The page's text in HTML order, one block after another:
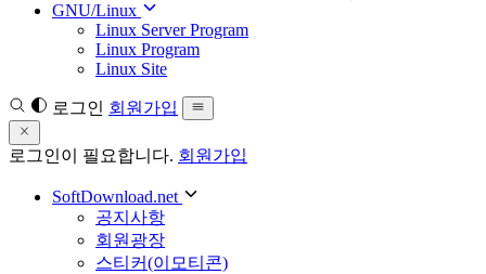
GNU/Linux
Linux Server Program
Linux Program
Linux Site
로그인 회원가입
로그인이 필요합니다. 회원가입
SoftDownload.net
공지사항
회원광장
스티커(이모티콘)